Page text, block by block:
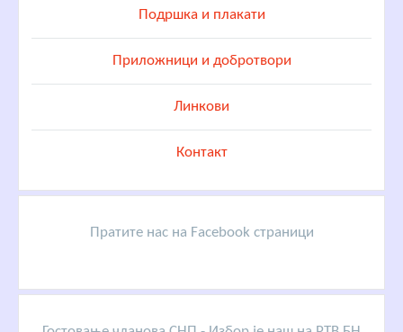
Подршка и плакати
Приложници и добротвори
Линкови
Контакт
Пратите нас на Facebook страници